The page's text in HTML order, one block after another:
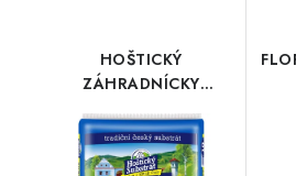
HOŠTICKÝ
ZÁHRADNÍCKY
SUBSTRÁT 10 l